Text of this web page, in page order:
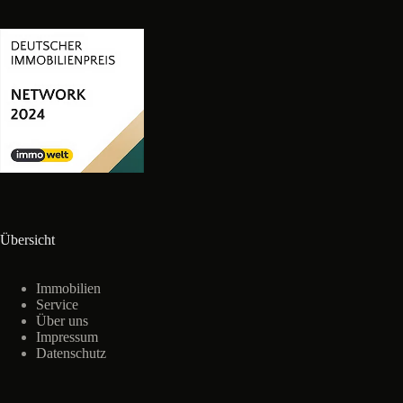
Übersicht
Immobilien
Service
Über uns
Impressum
Datenschutz